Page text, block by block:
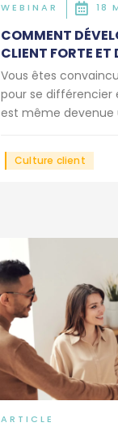
WEBINAR 18
COMMENT
CLIENT FORTE ET
Vous êtes
pour se différencier
est même devenue
Culture client
ARTICLE